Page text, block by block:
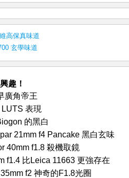
高保真味道
玄學味道
趣！
廣角帝王
表現
的黑白
21mm f4 Pancake 黑白玄味
40mm f1.8 殺機取鏡
f1.4 比Leica 11663 更強存在
f2 神奇的F1.8光圈